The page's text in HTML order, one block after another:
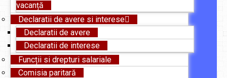
vacanță
Declaratii de avere si interese
Declaratii de avere
Declaratii de interese
Funcții si drepturi salariale
Comisia paritară